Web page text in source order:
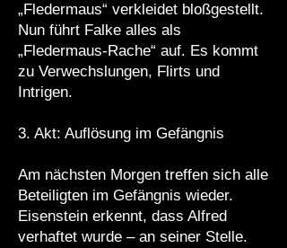
„Fledermaus“ verkleidet bloßgestellt.
Nun führt Falke alles als
„Fledermaus-Rache“ auf. Es kommt
zu Verwechslungen, Flirts und
Intrigen.
3. Akt: Auflösung im Gefängnis
Am nächsten Morgen treffen sich alle
Beteiligten im Gefängnis wieder.
Eisenstein erkennt, dass Alfred
verhaftet wurde – an seiner Stelle.